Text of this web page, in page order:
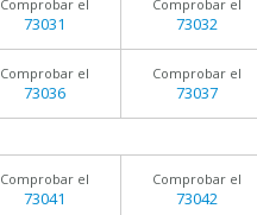
Comprobar el
73031
Comprobar el
73032
Comprobar el
73036
Comprobar el
73037
Comprobar el
73041
Comprobar el
73042